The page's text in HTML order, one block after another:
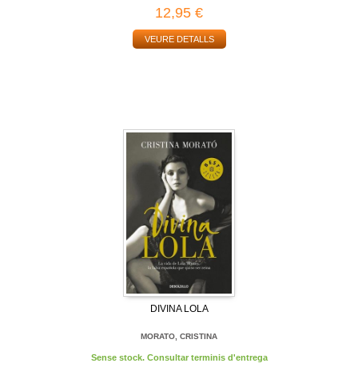
12,95 €
VEURE DETALLS
DIVINA LOLA
MORATO, CRISTINA
Sense stock. Consultar terminis d'entrega